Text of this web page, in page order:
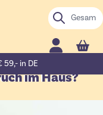
Suche
Cart
59,- in DE
im Haus?